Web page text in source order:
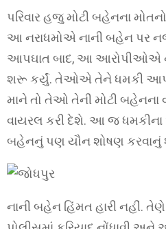
પરિવાર હજુ મોટી બહેનના
આ નરાધમોએ નાની બહેન પર
આપઘાત બાદ, આ આરોપીઓએ
શરૂ કર્યું. તેઓએ તેને ધમકી
માને તો તેઓ તેની મોટી બહેનના
વાયરલ કરી દેશે. આ જ
બહેનનું પણ યૌન શોષણ કરવાનું
નાની બહેન હિંમત હારી નહીં.